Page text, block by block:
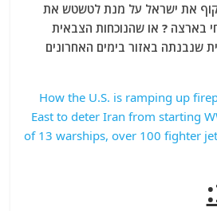
את ישראל על מנת לטשטש את
בארצה ? או שהנוכחות הצבאית
שנבנתה באזור בימים האחרונים